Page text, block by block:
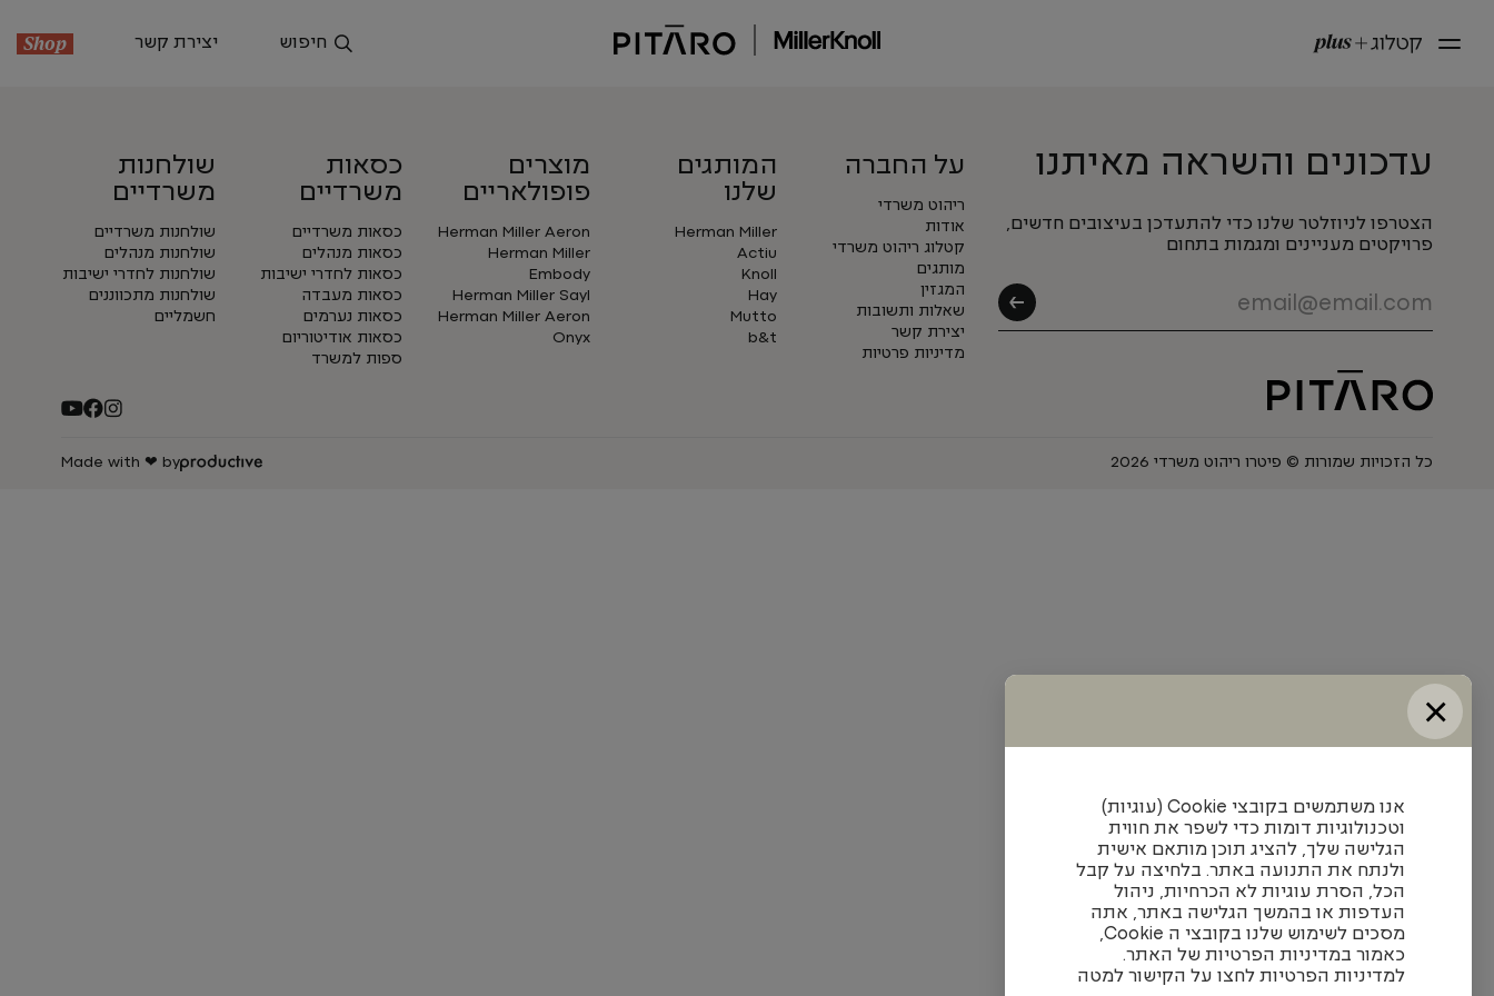
חיפוש יצירת קשר Shop
עדכונים והשראה מאיתנו
הצטרפו לניוזלטר שלנו כדי להתעדכן בעיצובים חדשים,
פרויקטים מעניינים ומגמות בתחום
על החברה
ריהוט משרדי
אודות
קטלוג ריהוט משרדי
מותגים
המגזין
שאלות ותשובות
יצירת קשר
מדיניות פרטיות
המותגים
שלנו
Herman Miller
Actiu
Knoll
Hay
Mutto
b&t
מוצרים
פופולאריים
Herman Miller Aeron
Herman Miller
Embody
Herman Miller Sayl
Herman Miller Aeron
Onyx
כסאות
משרדיים
כסאות משרדיים
כסאות מנהלים
כסאות לחדרי ישיבות
כסאות מעבדה
כסאות נערמים
כסאות אודיטוריום
ספות למשרד
שולחנות
משרדיים
שולחנות משרדיים
שולחנות מנהלים
שולחנות לחדרי ישיבות
שולחנות מתכווננים
חשמליים
כל הזכויות שמורות © פיטרו ריהוט משרדי 2026 Made with ❤ by
×
אנו משתמשים בקובצי Cookie (עוגיות)
וטכנולוגיות דומות כדי לשפר את חווית
הגלישה שלך, להציג תוכן מותאם אישית
ולנתח את התנועה באתר. בלחיצה על קבל
הכל, הסרת עוגיות לא הכרחיות, ניהול
העדפות או בהמשך הגלישה באתר, אתה
מסכים לשימוש שלנו בקובצי ה Cookie,
כאמור במדיניות הפרטיות של האתר.
למדיניות הפרטיות לחצו על הקישור למטה